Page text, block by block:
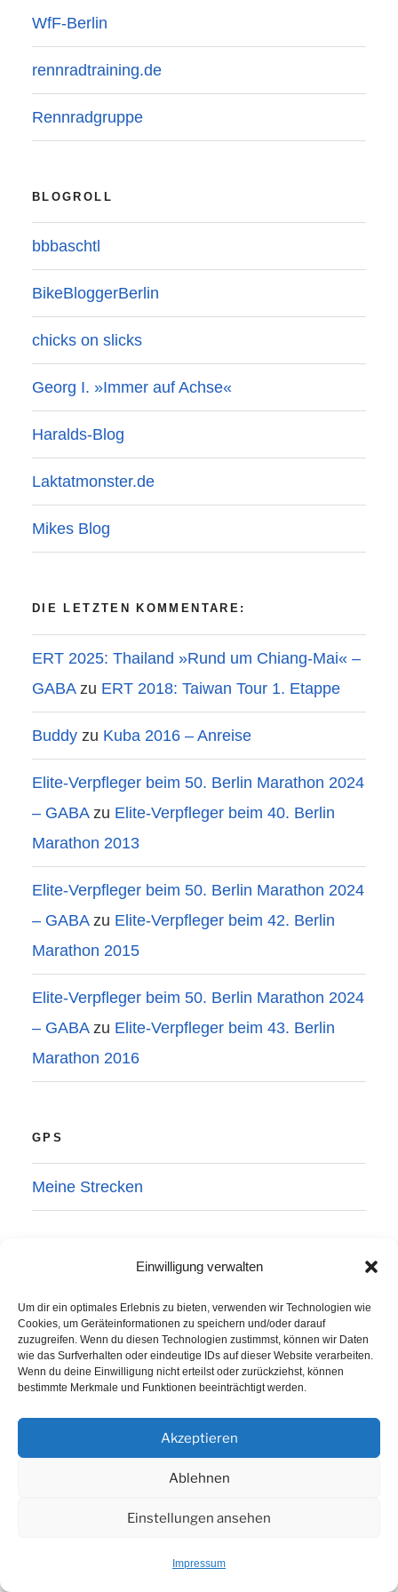
Einwilligung verwalten
Um dir ein optimales Erlebnis zu bieten, verwenden wir Technologien wie
Cookies, um Geräteinformationen zu speichern und/oder darauf
zuzugreifen. Wenn du diesen Technologien zustimmst, können wir Daten
wie das Surfverhalten oder eindeutige IDs auf dieser Website verarbeiten.
Wenn du deine Einwilligung nicht erteilst oder zurückziehst, können
bestimmte Merkmale und Funktionen beeinträchtigt werden.
Akzeptieren
Ablehnen
Einstellungen ansehen
Impressum
WfF-Berlin
rennradtraining.de
Rennradgruppe
BLOGROLL
bbbaschtl
BikeBloggerBerlin
chicks on slicks
Georg I. »Immer auf Achse«
Haralds-Blog
Laktatmonster.de
Mikes Blog
DIE LETZTEN KOMMENTARE:
ERT 2025: Thailand »Rund um Chiang-Mai« –
GABAzu ERT 2018: Taiwan Tour 1. Etappe
Buddy zu Kuba 2016 – Anreise
Elite-Verpfleger beim 50. Berlin Marathon 2024
– GABAzu Elite-Verpfleger beim 40. Berlin
Marathon 2013
Elite-Verpfleger beim 50. Berlin Marathon 2024
– GABAzu Elite-Verpfleger beim 42. Berlin
Marathon 2015
Elite-Verpfleger beim 50. Berlin Marathon 2024
– GABAzu Elite-Verpfleger beim 43. Berlin
Marathon 2016
GPS
Meine Strecken
NEUESTE BEITRÄGE
ERT 2025: Thailand »Rund um Chiang-Mai«
30 Jahre WfF Geburtstagstour ins Allgäu
Elite-Verpfleger beim 50. Berlin Marathon 2024